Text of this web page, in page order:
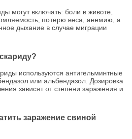
могут включать: боли в животе,
потерю веса, анемию, а
дыхание в случае миграции
используются антигельминтные
или альбендазол. Дозировка
зависят от степени заражения и
заражение свиной